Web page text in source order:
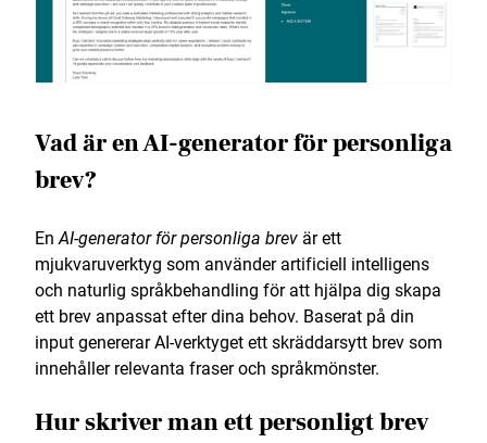
Vad är en AI-generator för personliga
brev?
EnAI-generator för personliga brev är ett
mjukvaruverktyg som använder artificiell intelligens
och naturlig språkbehandling för att hjälpa dig skapa
ett brev anpassat efter dina behov. Baserat på din
input genererar AI-verktyget ett skräddarsytt brev som
innehåller relevanta fraser och språkmönster.
Hur skriver man ett personligt brev